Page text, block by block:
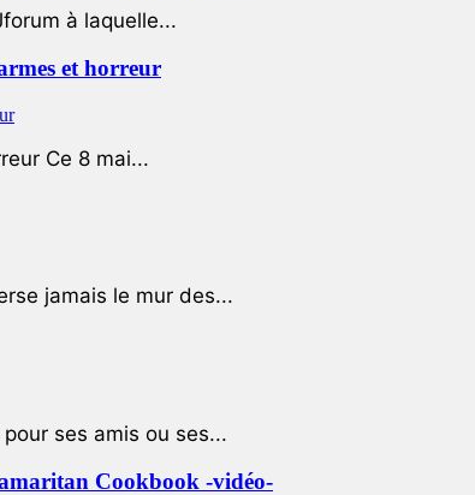
à laquelle...
et horreur
Ce 8 mai...
jamais le mur des...
ses amis ou ses...
Cookbook -vidéo-